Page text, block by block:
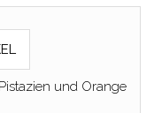
und Orange